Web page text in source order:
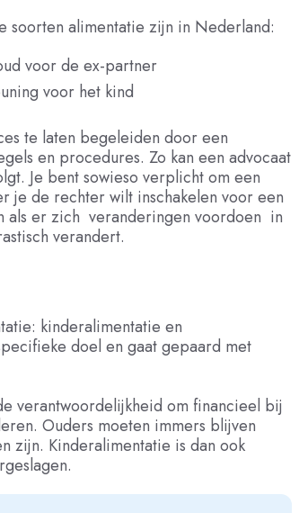
soorten alimentatie zijn in Nederland:
voor de ex-partner
voor het kind
te laten begeleiden door een
en procedures. Zo kan een advocaat
Je bent sowieso verplicht om een
je de rechter wilt inschakelen voor een
als er zich veranderingen voordoen in
verandert.
kinderalimentatie en
doel en gaat gepaard met
verantwoordelijkheid om financieel bij
Ouders moeten immers blijven
zijn. Kinderalimentatie is dan ook